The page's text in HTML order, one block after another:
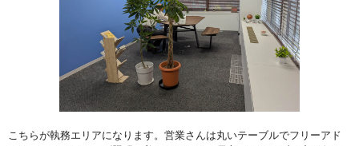
こちらが執務エリアになります。営業さんは丸いテーブルでフリーアド